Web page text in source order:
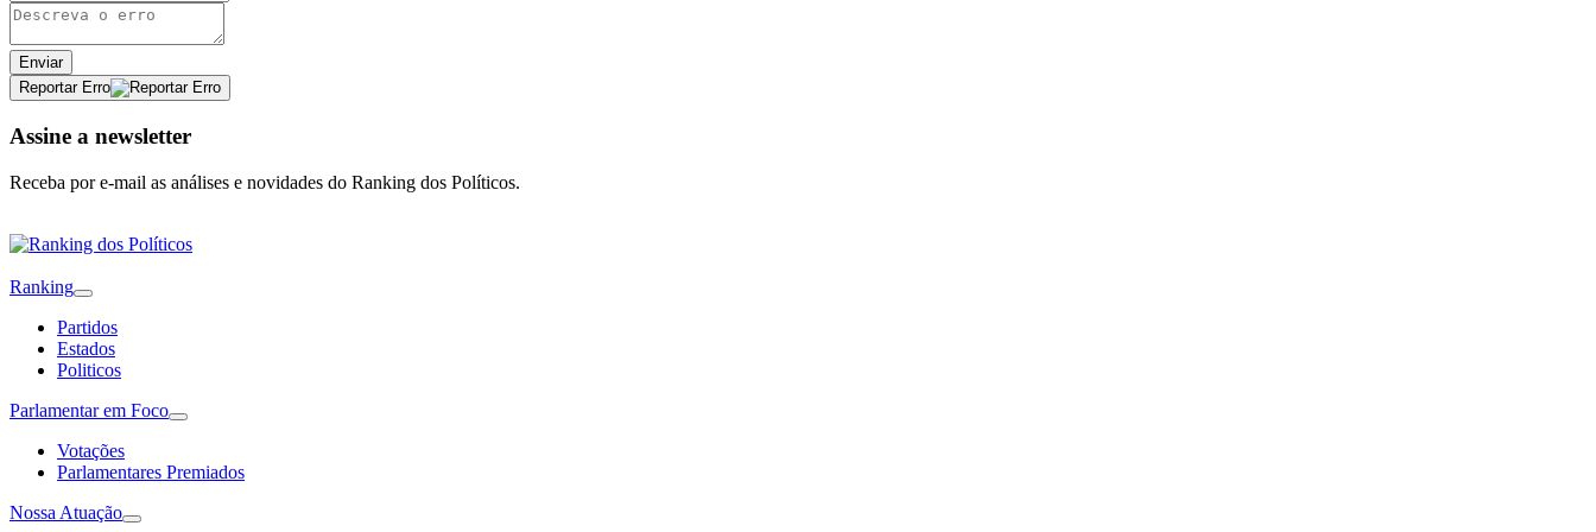
Enviar
Reportar Erro
Assine a newsletter
Receba por e-mail as análises e novidades do Ranking dos Políticos.
Ranking
Partidos
Estados
Politicos
Parlamentar em Foco
Votações
Parlamentares Premiados
Nossa Atuação